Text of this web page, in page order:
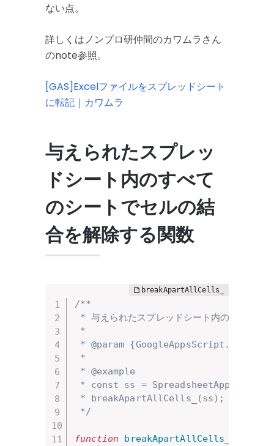
ない点。
詳しくはノンプロ研仲間のカワムラさん
のnote参照。
[GAS]Excelファイルをスプレッドシート
に転記｜カワムラ
与えられたスプレッ
ドシート内のすべて
のシートでセルの結
合を解除する関数
/**
* 与えられたスプレッドシート内のすべての
*
* @param
*
* @example
* const ss =
* breakApartAllCells_(ss);
*/
function breakApartAllCells_